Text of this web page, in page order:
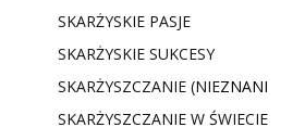
SKARŻYSKIE PASJE
SKARŻYSKIE SUKCESY
SKARŻYSZCZANIE (NIEZNANI
SKARŻYSZCZANIE W ŚWIECIE